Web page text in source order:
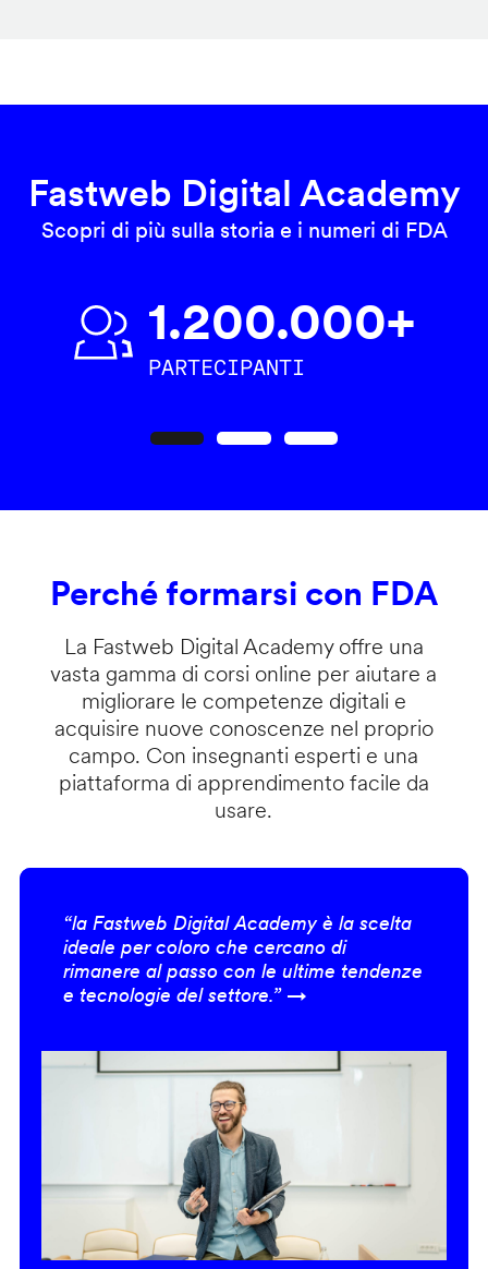
Fastweb Digital Academy
Scopri di più sulla storia e i numeri di FDA
1.200.000+
PARTECIPANTI
Perché formarsi con FDA
La Fastweb Digital Academy offre una
vasta gamma di corsi online per aiutare a
migliorare le competenze digitali e
acquisire nuove conoscenze nel proprio
campo. Con insegnanti esperti e una
piattaforma di apprendimento facile da
usare.
“la Fastweb Digital Academy è la scelta
ideale per coloro che cercano di
rimanere al passo con le ultime tendenze
e tecnologie del settore.” →